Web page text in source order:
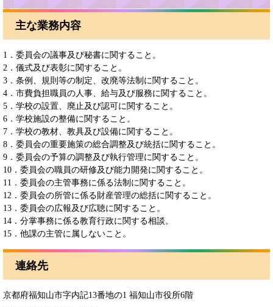
主な業務内容
1．委員会の議事及び秘書に関すること。
2．儀式及び表彰に関すること。
3．条例、規則等の制定、改廃等法制に関すること。
4．市費負担職員の人事、給与及び服務に関すること。
5．学校の設置、廃止及び認可に関すること。
6．学校施設の整備に関すること。
7．学校の教材、教具及び設備に関すること。
8．委員会の重要施策の総合調整及び統括に関すること。
9．委員会の予算の調整及び執行管理に関すること。
10．委員会の職員の研修及び能力開発に関すること。
11．委員会の主管事務に係る法制に関すること。
12．委員会の所管に係る財産管理の総括に関すること。
13．委員会の広報及び広聴に関すること。
14．分掌事務に係る教育行政に関する相談。
15．他課の主管に属しないこと。
連絡先
京都府福知山市字内記13番地の1 福知山市役所6階